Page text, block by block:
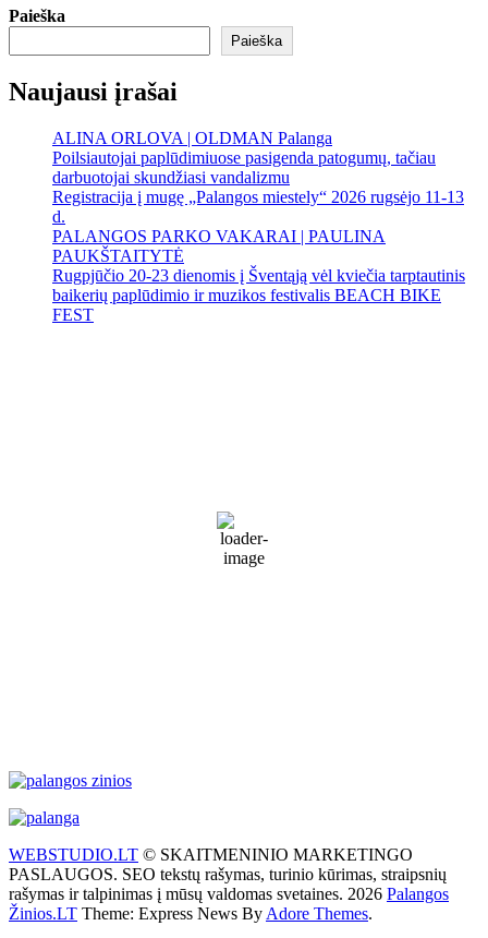
Paieška
Paieška
Naujausi įrašai
ALINA ORLOVA | OLDMAN Palanga
Poilsiautojai paplūdimiuose pasigenda patogumų, tačiau
darbuotojai skundžiasi vandalizmu
Registracija į mugę „Palangos miestely“ 2026 rugsėjo 11-13
d.
PALANGOS PARKO VAKARAI | PAULINA
PAUKŠTAITYTĖ
Rugpjūčio 20-23 dienomis į Šventąją vėl kviečia tarptautinis
baikerių paplūdimio ir muzikos festivalis BEACH BIKE
FEST
87 %
WEBSTUDIO.LT © SKAITMENINIO MARKETINGO
PASLAUGOS. SEO tekstų rašymas, turinio kūrimas, straipsnių
rašymas ir talpinimas į mūsų valdomas svetaines. 2026 Palangos
Žinios.LT Theme: Express News By Adore Themes.